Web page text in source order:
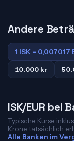
Andere
1 ISK = 0,007017
10.000 kr
ISK/EUR bei
Typische Kurse
Krone tatsächlich
Alle Banken im